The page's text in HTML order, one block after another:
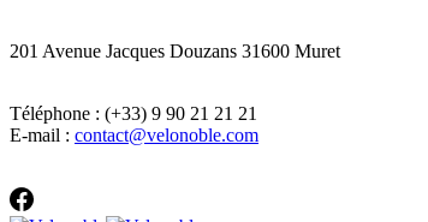
201 Avenue Jacques Douzans 31600 Muret
Téléphone : (+33) 9 90 21 21 21
E-mail : contact@velonoble.com